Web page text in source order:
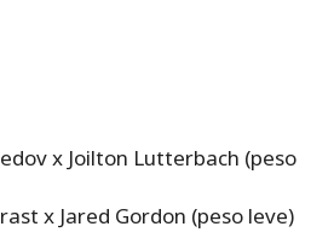
x Joilton Lutterbach (peso
x Jared Gordon (peso leve)